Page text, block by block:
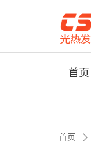
首页
首页